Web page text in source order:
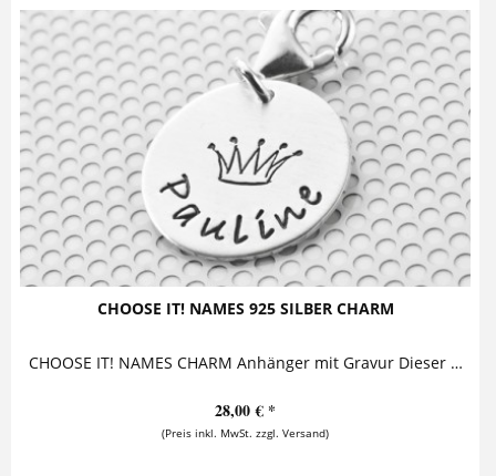
CHOOSE IT! NAMES 925 SILBER CHARM
CHOOSE IT! NAMES CHARM Anhänger mit Gravur Dieser bezaubernde Anhänger mit Gravur aus 925 Sterling Silber wird mit einem Namen und einem...
28,00 € *
(Preis inkl. MwSt. zzgl. Versand)